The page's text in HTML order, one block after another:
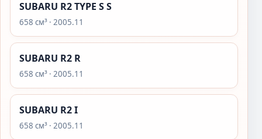
SUBARU R2 TYPE S S
658 см³ · 2005.11
SUBARU R2 R
658 см³ · 2005.11
SUBARU R2 I
658 см³ · 2005.11